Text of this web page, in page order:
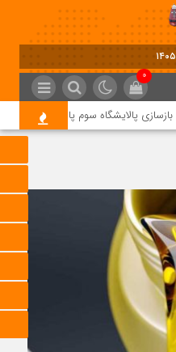
0
بازسازی پالایشگاه سوم پارس جنوبی کلید